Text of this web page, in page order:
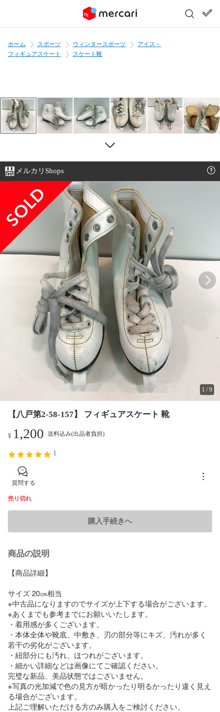
ホーム スポーツ ウィンタースポーツ
アイス・
フィギュアスケート
スケート靴
メルカリShops
1 /9
【八戸第2-58-157】 フィギュアスケート 靴
¥ 1,200 送料込み(出品者負担)
1
質問する
売り切れ
購入手続きへ
商品の説明
【商品詳細】
サイズ 20㎝相当
※中古品になりますのでサイズが上下する場合がございます。
※あくまでも参考までにお願いいたします。
・着用感が多くございます。
・本体全体や靴底、中敷き、刃の部分等にキズ、汚れが多く
若干の劣化がございます。
・紐部分にも汚れ、ほつれがございます。
・細かい詳細などは画像にてご確認ください。
完璧な新品、美品状態ではございません。
※写真の光加減で色の見方が暗かったり明るかったり違く見え
る場合がございます。
上記ご理解いただける方のみ購入をご検討ください。